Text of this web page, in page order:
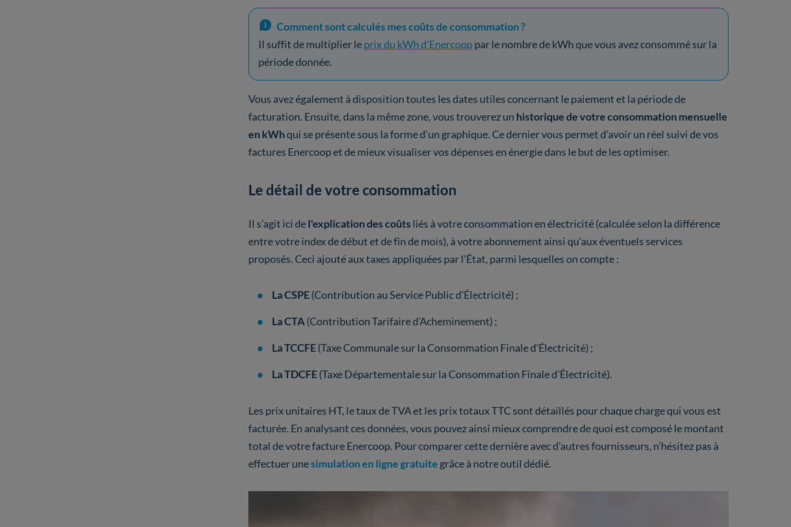
Comment sont calculés mes coûts de consommation ?
Il suffit de multiplier leprix du kWh d’Enercooppar le nombre de kWh que vous avez consommé sur la
période donnée.
Vous avez également à disposition toutes les dates utiles concernant le paiement et la période de
facturation. Ensuite, dans la même zone, vous trouverez un historique de votre consommation mensuelle
en kWhqui se présente sous la forme d’un graphique. Ce dernier vous permet d’avoir un réel suivi de vos
factures Enercoop et de mieux visualiser vos dépenses en énergie dans le but de les optimiser.
Le détail de votre consommation
Il s’agit ici del'explication des coûts liés à votre consommation en électricité (calculée selon la différence
entre votre index de début et de fin de mois), à votre abonnement ainsi qu’aux éventuels services
proposés. Ceci ajouté aux taxes appliquées par l’État, parmi lesquelles on compte :
La CSPE(Contribution au Service Public d’Électricité) ;
La CTA (Contribution Tarifaire d’Acheminement) ;
La TCCFE(Taxe Communale sur la Consommation Finale d'Électricité) ;
La TDCFE(Taxe Départementale sur la Consommation Finale d'Électricité).
Les prix unitaires HT, le taux de TVA et les prix totaux TTC sont détaillés pour chaque charge qui vous est
facturée. En analysant ces données, vous pouvez ainsi mieux comprendre de quoi est composé le montant
total de votre facture Enercoop. Pour comparer cette dernière avec d’autres fournisseurs, n’hésitez pas à
effectuer unesimulation en ligne gratuite grâce à notre outil dédié.